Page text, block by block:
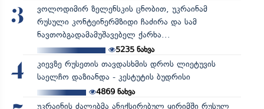
3
ვოლოდიმირ ზელენსკის ცნობით, უკრაინამ
რუსული კონტეინერმზიდი ჩაძირა და სამ
ნავთობგადამამუშავებელ ქარხა...
5235ნახვა
4
კიევზე რუსეთის თავდასხმის დროს ლიეტუვის
საელჩო დაზიანდა - კესტუტის ბუდრისი
4869ნახვა
უკრაინის ძალებმა ანექსირებულ ყირიმში რუსულ